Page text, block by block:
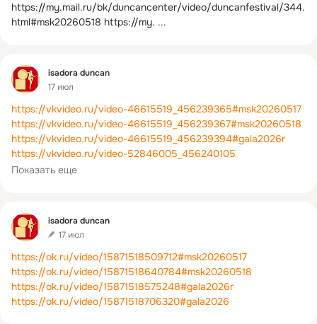
https://my.mail.ru/bk/duncancenter/video/duncanfestival/344.
html#msk20260518 https://my. ...
Фид
isadora duncan
17 июл
https://vkvideo.ru/video-46615519_456239365#msk20260517
https://vkvideo.ru/video-46615519_456239367#msk20260518
https://vkvideo.ru/video-46615519_456239394#gala2026r
https://vkvideo.ru/video-52846005_456240105
https://vkvideo.ru/video-46615519_456239393#gala2026
Показать еще
Фид
isadora duncan
17 июл
https://ok.ru/video/15871518509712#msk20260517
https://ok.ru/video/15871518640784#msk20260518
https://ok.ru/video/15871518575248#gala2026r
https://ok.ru/video/15871518706320#gala2026